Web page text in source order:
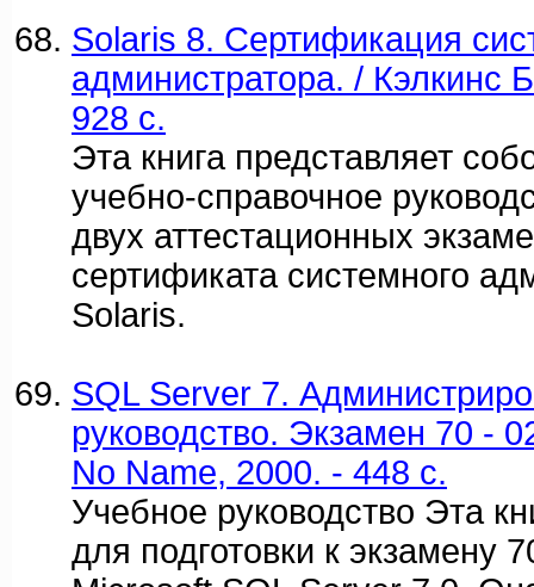
Solaris 8. Сертификация
администратора. / Кэлкинс
928 c.
Эта книга представляет
учебно-справочное
двух аттестационных
сертификата системного
Solaris.
SQL Server 7.
руководство. Экзамен 70 -
No Name, 2000. - 448 c.
Учебное руководство Эта
для подготовки к экзамену